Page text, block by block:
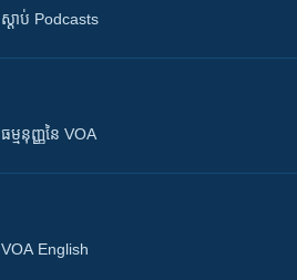
ស្តាប់ Podcasts
ធម្មនុញ្ញ​នៃ VOA
VOA English